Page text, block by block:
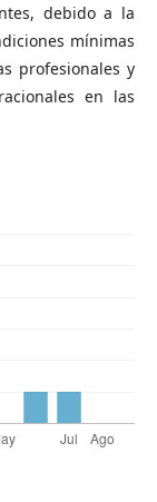
debido a la
mínimas
profesionales y
en las